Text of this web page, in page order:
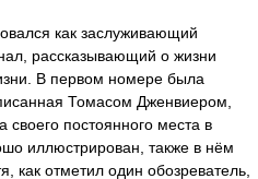
как заслуживающий
рассказывающий о жизни
В первом номере была
Томасом Дженвиером,
своего постоянного места в
иллюстрирован, также в нём
как отметил один обозреватель,